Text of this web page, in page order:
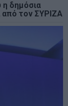
δημόσια
από τον ΣΥΡΙΖΑ